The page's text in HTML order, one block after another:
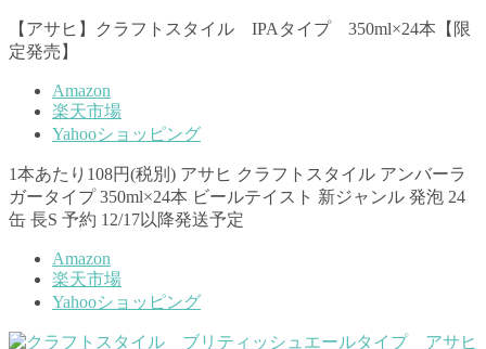
【アサヒ】クラフトスタイル IPAタイプ 350ml×24本【限
定発売】
Amazon
楽天市場
Yahooショッピング
1本あたり108円(税別) アサヒ クラフトスタイル アンバーラ
ガータイプ 350ml×24本 ビールテイスト 新ジャンル 発泡 24
缶 長S 予約 12/17以降発送予定
Amazon
楽天市場
Yahooショッピング